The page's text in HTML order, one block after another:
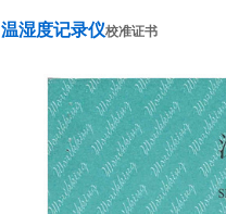
温湿度记录仪校准证书